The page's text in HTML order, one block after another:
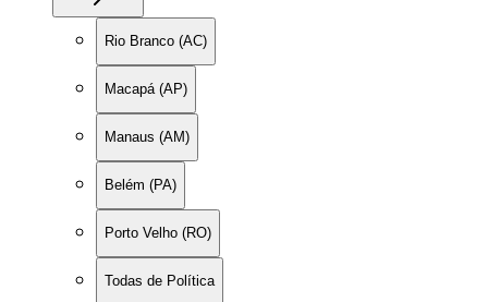
Rio Branco (AC)
Macapá (AP)
Manaus (AM)
Belém (PA)
Porto Velho (RO)
Todas de Política